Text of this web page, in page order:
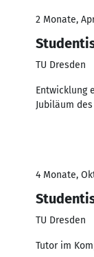
2 Monate,
TU Dresden
Entwicklung
Jubiläum
4 Monate,
TU Dresden
Tutor im